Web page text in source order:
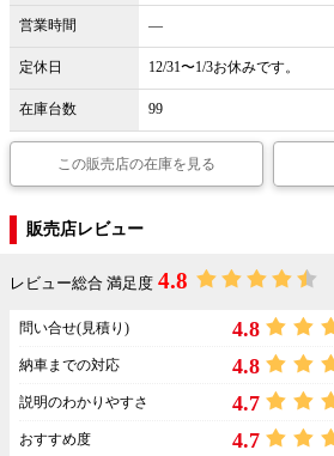
営業時間 ―
定休日 12/31〜1/3お休みです。
在庫台数 99
この販売店の在庫を見る
販売店レビュー
レビュー総合 満足度 4.8
問い合せ(見積り) 4.8
納車までの対応 4.8
説明のわかりやすさ 4.7
おすすめ度 4.7